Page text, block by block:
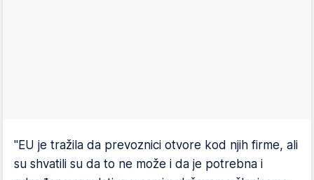
"EU je tražila da prevoznici otvore kod njih firme, ali
su shvatili su da to ne može i da je potrebna i